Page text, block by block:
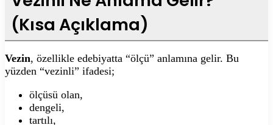
(Kısa Açıklama)
Vezin, özellikle edebiyatta “ölçü” anlamına gelir. Bu
yüzden “vezinli” ifadesi;
ölçüsü olan,
dengeli,
tartılı,